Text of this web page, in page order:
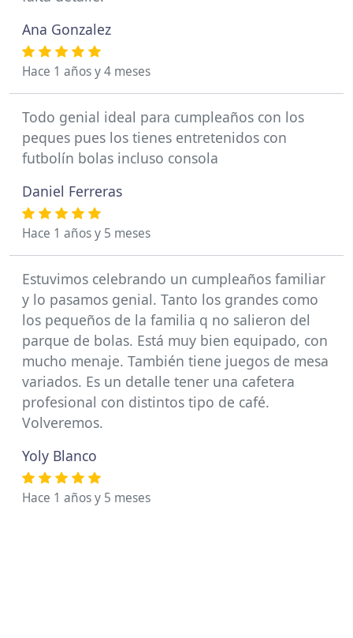
Ana Gonzalez
Hace 1 años y 4 meses
Todo genial ideal para cumpleaños con los
peques pues los tienes entretenidos con
futbolín bolas incluso consola
Daniel Ferreras
Hace 1 años y 5 meses
Estuvimos celebrando un cumpleaños familiar
y lo pasamos genial. Tanto los grandes como
los pequeños de la familia q no salieron del
parque de bolas. Está muy bien equipado, con
mucho menaje. También tiene juegos de mesa
variados. Es un detalle tener una cafetera
profesional con distintos tipo de café.
Volveremos.
Yoly Blanco
Hace 1 años y 5 meses